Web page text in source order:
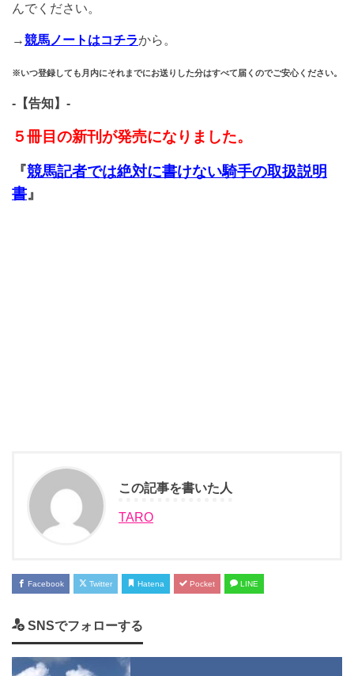
んでください。
→競馬ノートはコチラから。
※いつ登録しても月内にそれまでにお送りした分はすべて届くのでご安心ください。
-【告知】-
５冊目の新刊が発売になりました。
『競馬記者では絶対に書けない騎手の取扱説明
書 』
この記事を書いた人
TARO
Facebook Twitter Hatena Pocket LINE
SNSでフォローする